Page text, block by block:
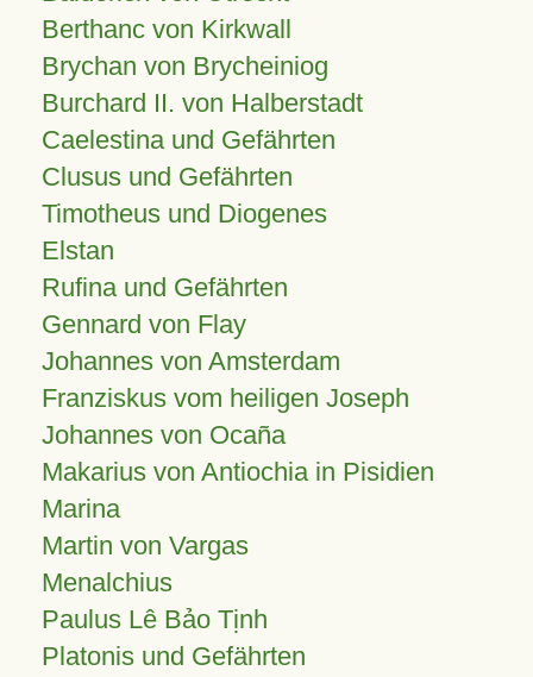
Berthanc von Kirkwall
Brychan von Brycheiniog
Burchard II. von Halberstadt
Caelestina und Gefährten
Clusus und Gefährten
Timotheus und Diogenes
Elstan
Rufina und Gefährten
Gennard von Flay
Johannes von Amsterdam
Franziskus vom heiligen Joseph
Johannes von Ocaña
Makarius von Antiochia in Pisidien
Marina
Martin von Vargas
Menalchius
Paulus Lê Bảo Tịnh
Platonis und Gefährten